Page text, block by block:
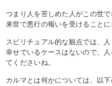
つまり人を苦しめた人がこの世
来世で悪行の報いを受けることに
スピリチュアル的な観点では、
幸せでいるケースはないので、
てくださいね。
カルマとは何かについては、以